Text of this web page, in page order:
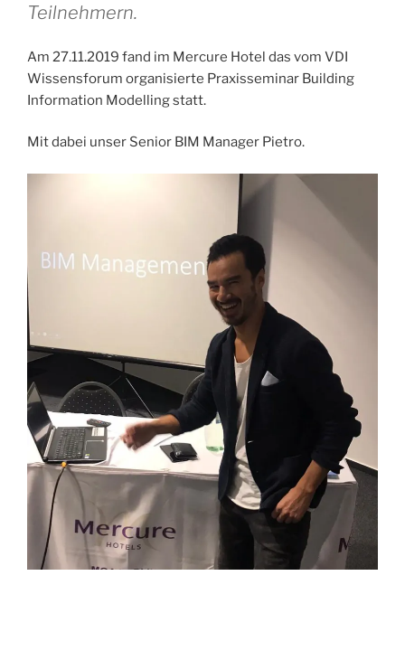
Teilnehmern.
Am 27.11.2019 fand im Mercure Hotel das vom VDI
Wissensforum organisierte Praxisseminar Building
Information Modelling statt.
Mit dabei unser Senior BIM Manager Pietro.